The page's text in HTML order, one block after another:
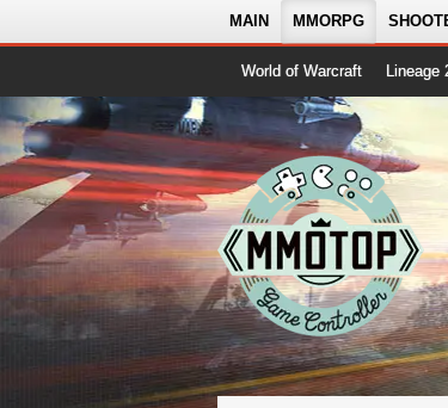
MAIN MMORPG
World of Warcraft Lineage